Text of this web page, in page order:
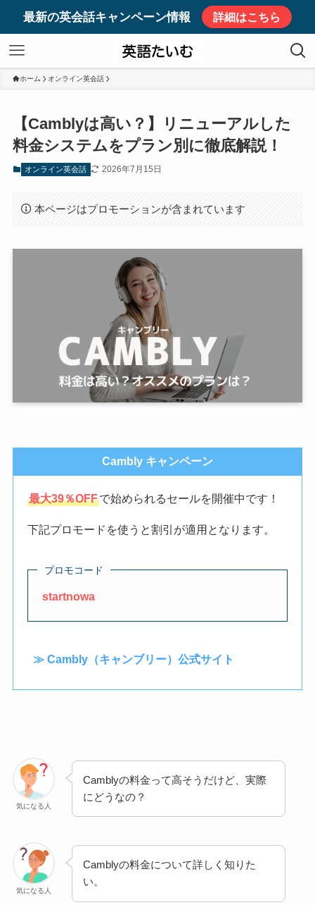
最新の英会話キャンペーン情報 詳細はこちら
ホーム オンライン英会話
【Camblyは高い？】リニューアルした
料金システムをプラン別に徹底解説！
オンライン英会話 2026年7月15日
本ページはプロモーションが含まれています
Cambly キャンペーン
最大39％OFFで始められるセールを開催中です！
下記プロモードを使うと割引が適用となります。
プロモコード
startnowa
≫ Cambly（キャンブリー）公式サイト
気になる人
Camblyの料金って高そうだけど、実際
にどうなの？
気になる人
Camblyの料金について詳しく知りた
い。